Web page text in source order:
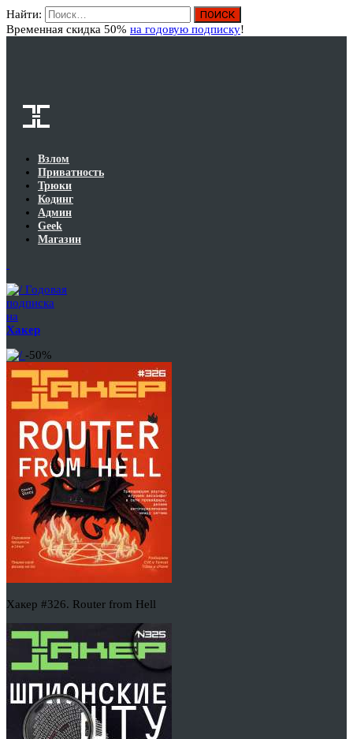
Найти:
Временная скидка 50% на годовую подписку!
Взлом
Приватность
Трюки
Кодинг
Админ
Geek
Магазин
Годовая
подписка
на
Хакер
-50%
Хакер #326. Router from Hell